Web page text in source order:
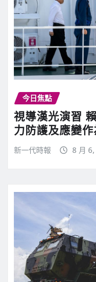
今日焦點
視導漢光演習
力防護及應變作
新一代時報 8 月